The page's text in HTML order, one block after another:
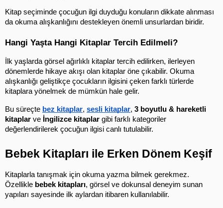
Kitap seçiminde çocuğun ilgi duyduğu konuların dikkate alınması
da okuma alışkanlığını destekleyen önemli unsurlardan biridir.
Hangi Yaşta Hangi Kitaplar Tercih Edilmeli?
İlk yaşlarda görsel ağırlıklı kitaplar tercih edilirken, ilerleyen
dönemlerde hikaye akışı olan kitaplar öne çıkabilir. Okuma
alışkanlığı geliştikçe çocukların ilgisini çeken farklı türlerde
kitaplara yönelmek de mümkün hale gelir.
Bu süreçte bez kitaplar, sesli kitaplar, 3 boyutlu & hareketli
kitaplar ve İngilizce kitaplar gibi farklı kategoriler
değerlendirilerek çocuğun ilgisi canlı tutulabilir.
Bebek Kitapları ile Erken Dönem Keşif
Kitaplarla tanışmak için okuma yazma bilmek gerekmez.
Özellikle bebek kitapları, görsel ve dokunsal deneyim sunan
yapıları sayesinde ilk aylardan itibaren kullanılabilir.